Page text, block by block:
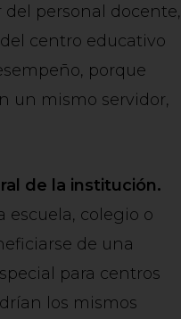
personal docente,
centro educativo
porque
un mismo servidor,
de la institución.
escuela, colegio o
de una
para centros
los mismos